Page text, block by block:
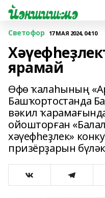
Светофор 17 МАЯ 2024, 04:10
ярамай
Өфө ҡалаһының
Башҡортостанда
вәкил
ойошторған
хәүефһеҙлек»
призёрҙарын